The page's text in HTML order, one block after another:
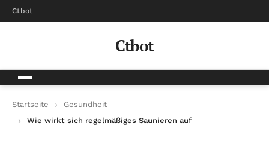
Ctbot
Ctbot
Startseite
Gesundheit
Wie wirkt sich regelmäßiges Saunieren auf die Gesundheit